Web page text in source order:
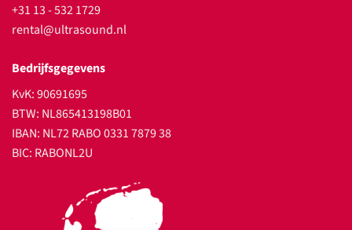
+31 13 - 532 1729
rental@ultrasound.nl
Bedrijfsgegevens
KvK: 90691695
BTW: NL865413198B01
IBAN: NL72 RABO 0331 7879 38
BIC: RABONL2U